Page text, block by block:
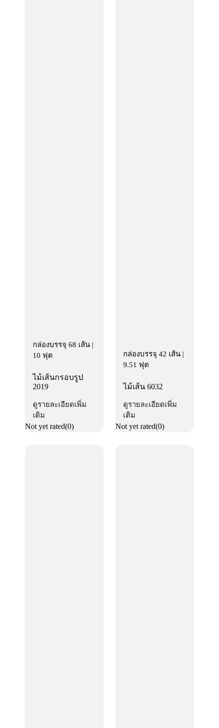
กล่องบรรจุ 68 เส้น |
10 ฟุต
ไม้เส้นกรอบรูป
2019
ดูรายละเอียดเพิ่ม
เติม
Not yet rated(0)
กล่องบรรจุ 42 เส้น |
9.51 ฟุต
ไม้เส้น 6032
ดูรายละเอียดเพิ่ม
เติม
Not yet rated(0)